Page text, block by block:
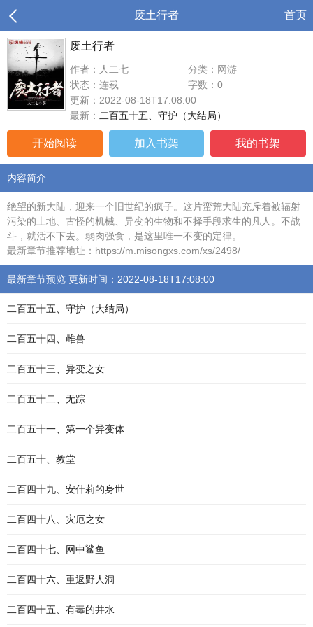
废土行者 首页
废土行者
作者：人二七
分类：网游
状态：连载
字数：0
更新：2022-08-18T17:08:00
最新： 二百五十五、守护（大结局）
开始阅读 加入书架 我的书架
内容简介
绝望的新大陆，迎来一个旧世纪的疯子。这片蛮荒大陆充斥着被辐射
污染的土地、古怪的机械、异变的生物和不择手段求生的凡人。不战
斗，就活不下去。弱肉强食，是这里唯一不变的定律。
最新章节推荐地址：https://m.misongxs.com/xs/2498/
最新章节预览 更新时间：2022-08-18T17:08:00
二百五十五、守护（大结局）
二百五十四、雌兽
二百五十三、异变之女
二百五十二、无踪
二百五十一、第一个异变体
二百五十、教堂
二百四十九、安什莉的身世
二百四十八、灾厄之女
二百四十七、网中鲨鱼
二百四十六、重返野人洞
二百四十五、有毒的井水